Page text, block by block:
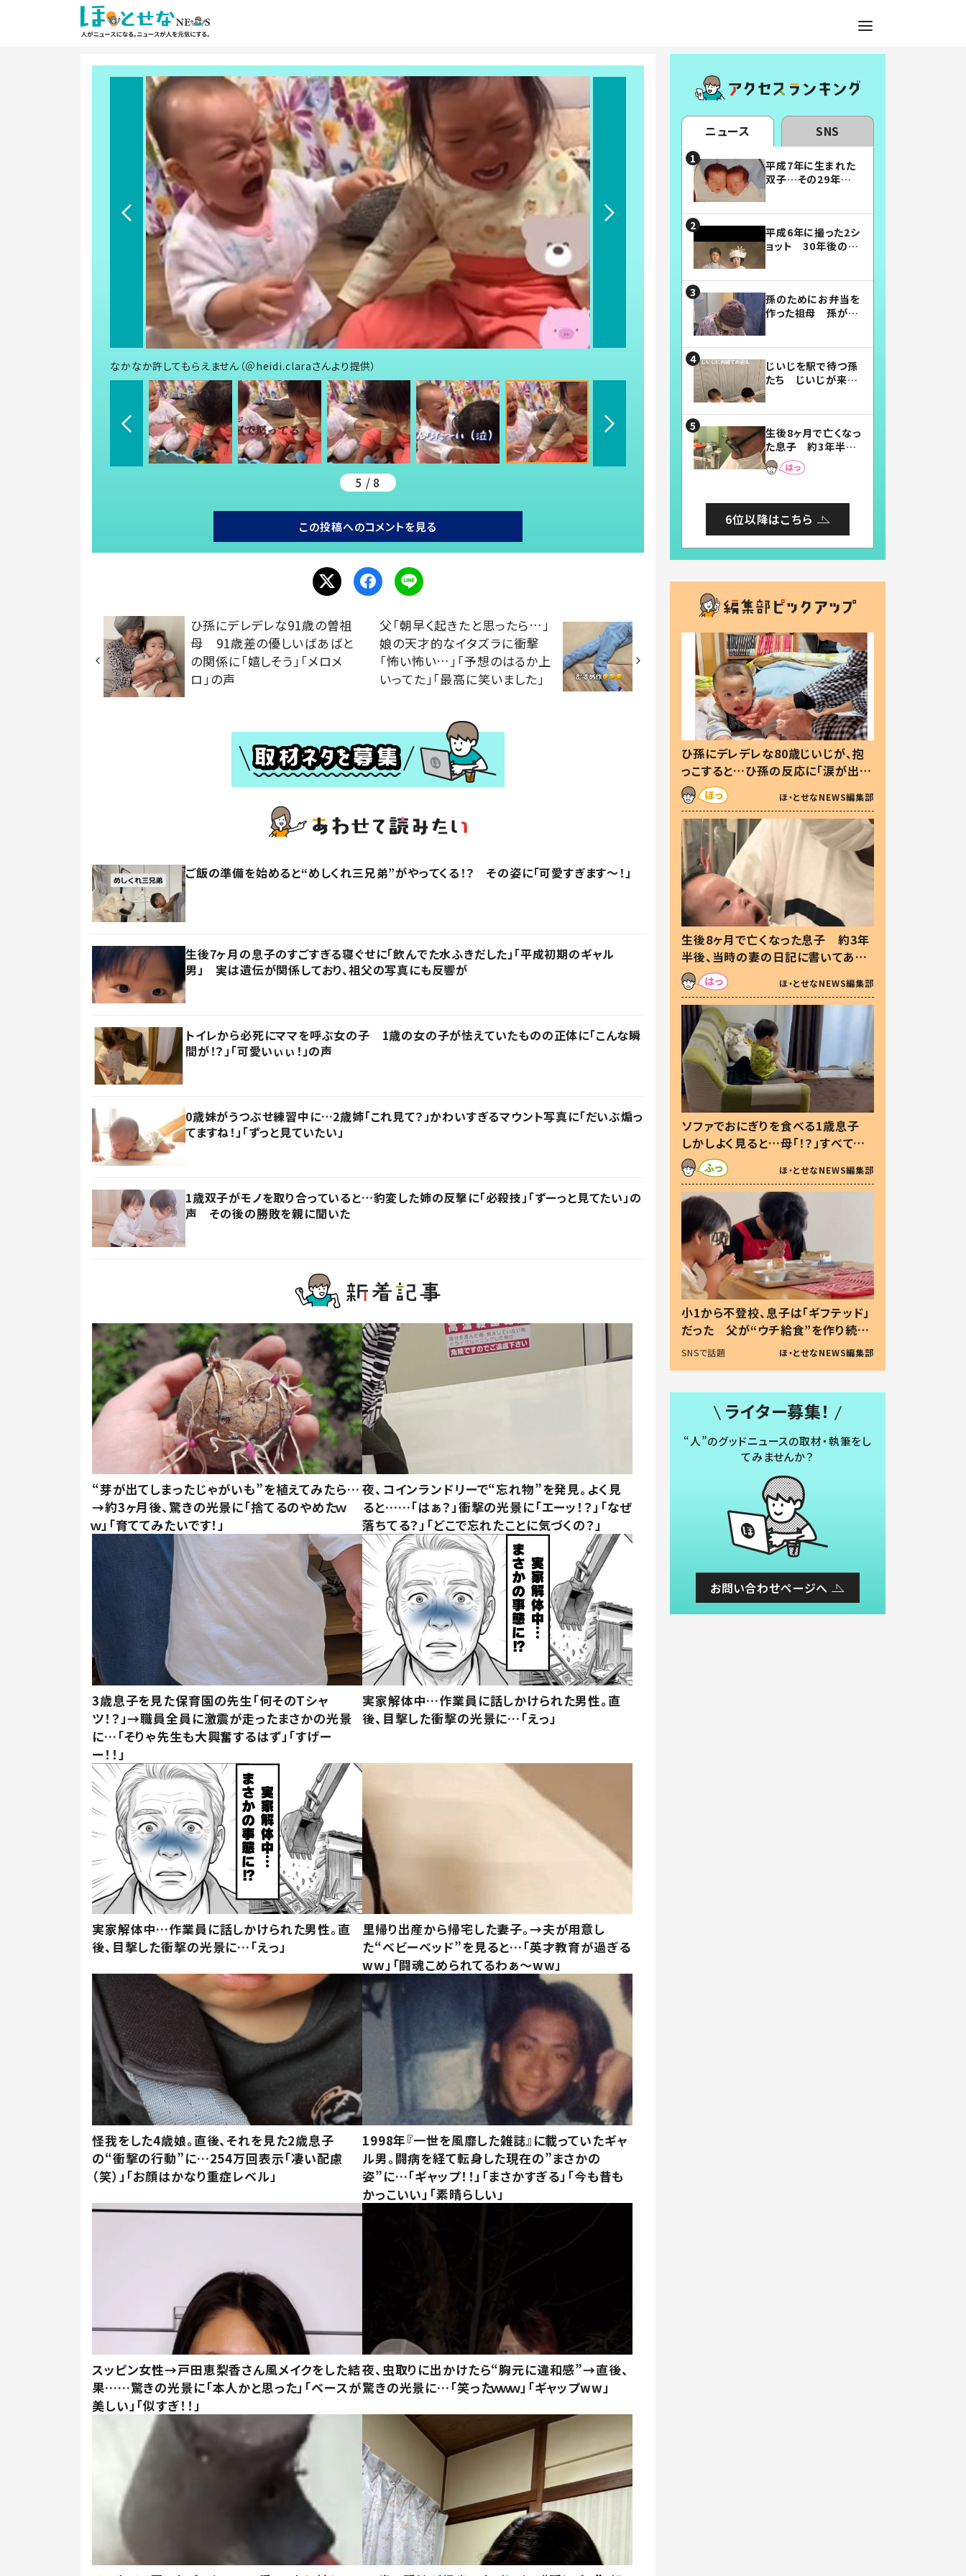
なかなか許してもらえません（＠heidi.claraさんより提供）
5 / 8
この投稿へのコメントを見る
ひ孫にデレデレな91歳の曽祖
母 91歳差の優しいばあばと
の関係に「嬉しそう」「メロメ
ロ」の声
父「朝早く起きたと思ったら…」
娘の天才的なイタズラに衝撃
「怖い怖い…」「予想のはるか上
いってた」「最高に笑いました」
ご飯の準備を始めると“めしくれ三兄弟”がやってくる！？ その姿に「可愛すぎます〜！」
生後7ヶ月の息子のすごすぎる寝ぐせに「飲んでた水ふきだした」「平成初期のギャル
男」 実は遺伝が関係しており、祖父の写真にも反響が
トイレから必死にママを呼ぶ女の子 1歳の女の子が怯えていたものの正体に「こんな瞬
間が！？」「可愛いぃぃ！」の声
0歳妹がうつぶせ練習中に…2歳姉「これ見て？」かわいすぎるマウント写真に「だいぶ煽っ
てますね！」「ずっと見ていたい」
1歳双子がモノを取り合っていると…豹変した姉の反撃に「必殺技」「ずーっと見てたい」の
声 その後の勝敗を親に聞いた
“芽が出てしまったじゃがいも”を植えてみたら…
→約3ヶ月後、驚きの光景に「捨てるのやめたｗ
ｗ」「育ててみたいです！」
夜、コインランドリーで“忘れ物”を発見。よく見
ると……「はぁ？」衝撃の光景に「エーッ！？」「なぜ
落ちてる？」「どこで忘れたことに気づくの？」
3歳息子を見た保育園の先生「何そのTシャ
ツ！？」→職員全員に激震が走ったまさかの光景
に…「そりゃ先生も大興奮するはず」「すげー
ー！！」
実家解体中…作業員に話しかけられた男性。直
後、目撃した衝撃の光景に…「えっ」
実家解体中…作業員に話しかけられた男性。直
後、目撃した衝撃の光景に…「えっ」
里帰り出産から帰宅した妻子。→夫が用意し
た“ベビーベッド”を見ると…「英才教育が過ぎる
ww」「闘魂こめられてるわぁ～ww」
怪我をした4歳娘。直後、それを見た2歳息子
の“衝撃の行動”に…254万回表示「凄い配慮
（笑）」「お顔はかなり重症レベル」
1998年『一世を風靡した雑誌』に載っていたギャ
ル男。闘病を経て転身した現在の”まさかの
姿”に…「ギャップ！！」「まさかすぎる」「今も昔も
かっこいい」「素晴らしい」
スッピン女性→戸田恵梨香さん風メイクをした結
果……驚きの光景に「本人かと思った」「ベースが
美しい」「似すぎ！！」
夜、虫取りに出かけたら“胸元に違和感”→直後、
驚きの光景に…「笑ったｗｗｗ」「ギャップww」
ニュース SNS
平成7年に生まれた
双子…その29年後
平成6年に撮った2シ
ョット 30年後の姿
孫のためにお弁当を
作った祖母 孫が絶
じいじを駅で待つ孫
たち じいじが来た
まらない」「幸せにな
れる」
生後8ヶ月で亡くなっ
た息子 約3年半
後、当時の妻の日記
に書いてあった本音
6位以降はこちら
ひ孫にデレデレな80歳じいじが、抱
っこすると…ひ孫の反応に「涙が出ま
した」「可愛くて仕方ない」
ほ・とせなNEWS編集部
生後8ヶ月で亡くなった息子 約3年
半後、当時の妻の日記に書いてあっ
た本音とは
ほ・とせなNEWS編集部
ソファでおにぎりを食べる1歳息子
しかしよく見ると…母「！？」すべてを
察した母の投稿に「可愛いから許
す！」「現行犯〜」
ほ・とせなNEWS編集部
小1から不登校、息子は「ギフテッド」
だった 父が“ウチ給食”を作り続け
る理由とは #令和の親 #令和の子
SNSで話題 ほ・とせなNEWS編集部
ライター募集！
“人”のグッドニュースの取材・執筆をし
てみませんか？
お問い合わせページへ